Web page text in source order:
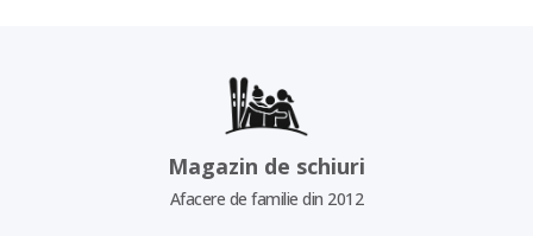
Magazin de schiuri
Afacere de familie din 2012